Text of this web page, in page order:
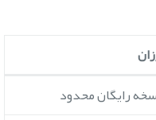
رایگان محدود